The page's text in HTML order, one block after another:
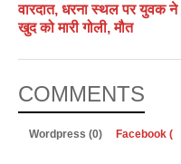
वारदात, धरना स्थल पर युवक ने
खुद को मारी गोली, मौत
COMMENTS
Wordpress (0) Facebook (